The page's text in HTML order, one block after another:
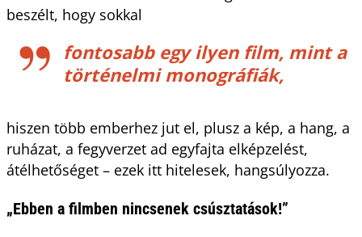
beszélt, hogy sokkal
fontosabb egy ilyen film, mint a
történelmi monográfiák,
hiszen több emberhez jut el, plusz a kép, a hang, a
ruházat, a fegyverzet ad egyfajta elképzelést,
átélhetőséget – ezek itt hitelesek, hangsúlyozza.
„Ebben a filmben nincsenek csúsztatások!”